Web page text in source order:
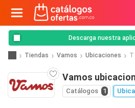
Descarga nuestra
Tiendas Vamos Ubicaciones T
Vamos
Catálogos 1